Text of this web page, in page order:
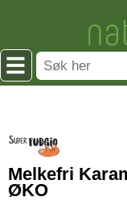
Melkefri
ØKO